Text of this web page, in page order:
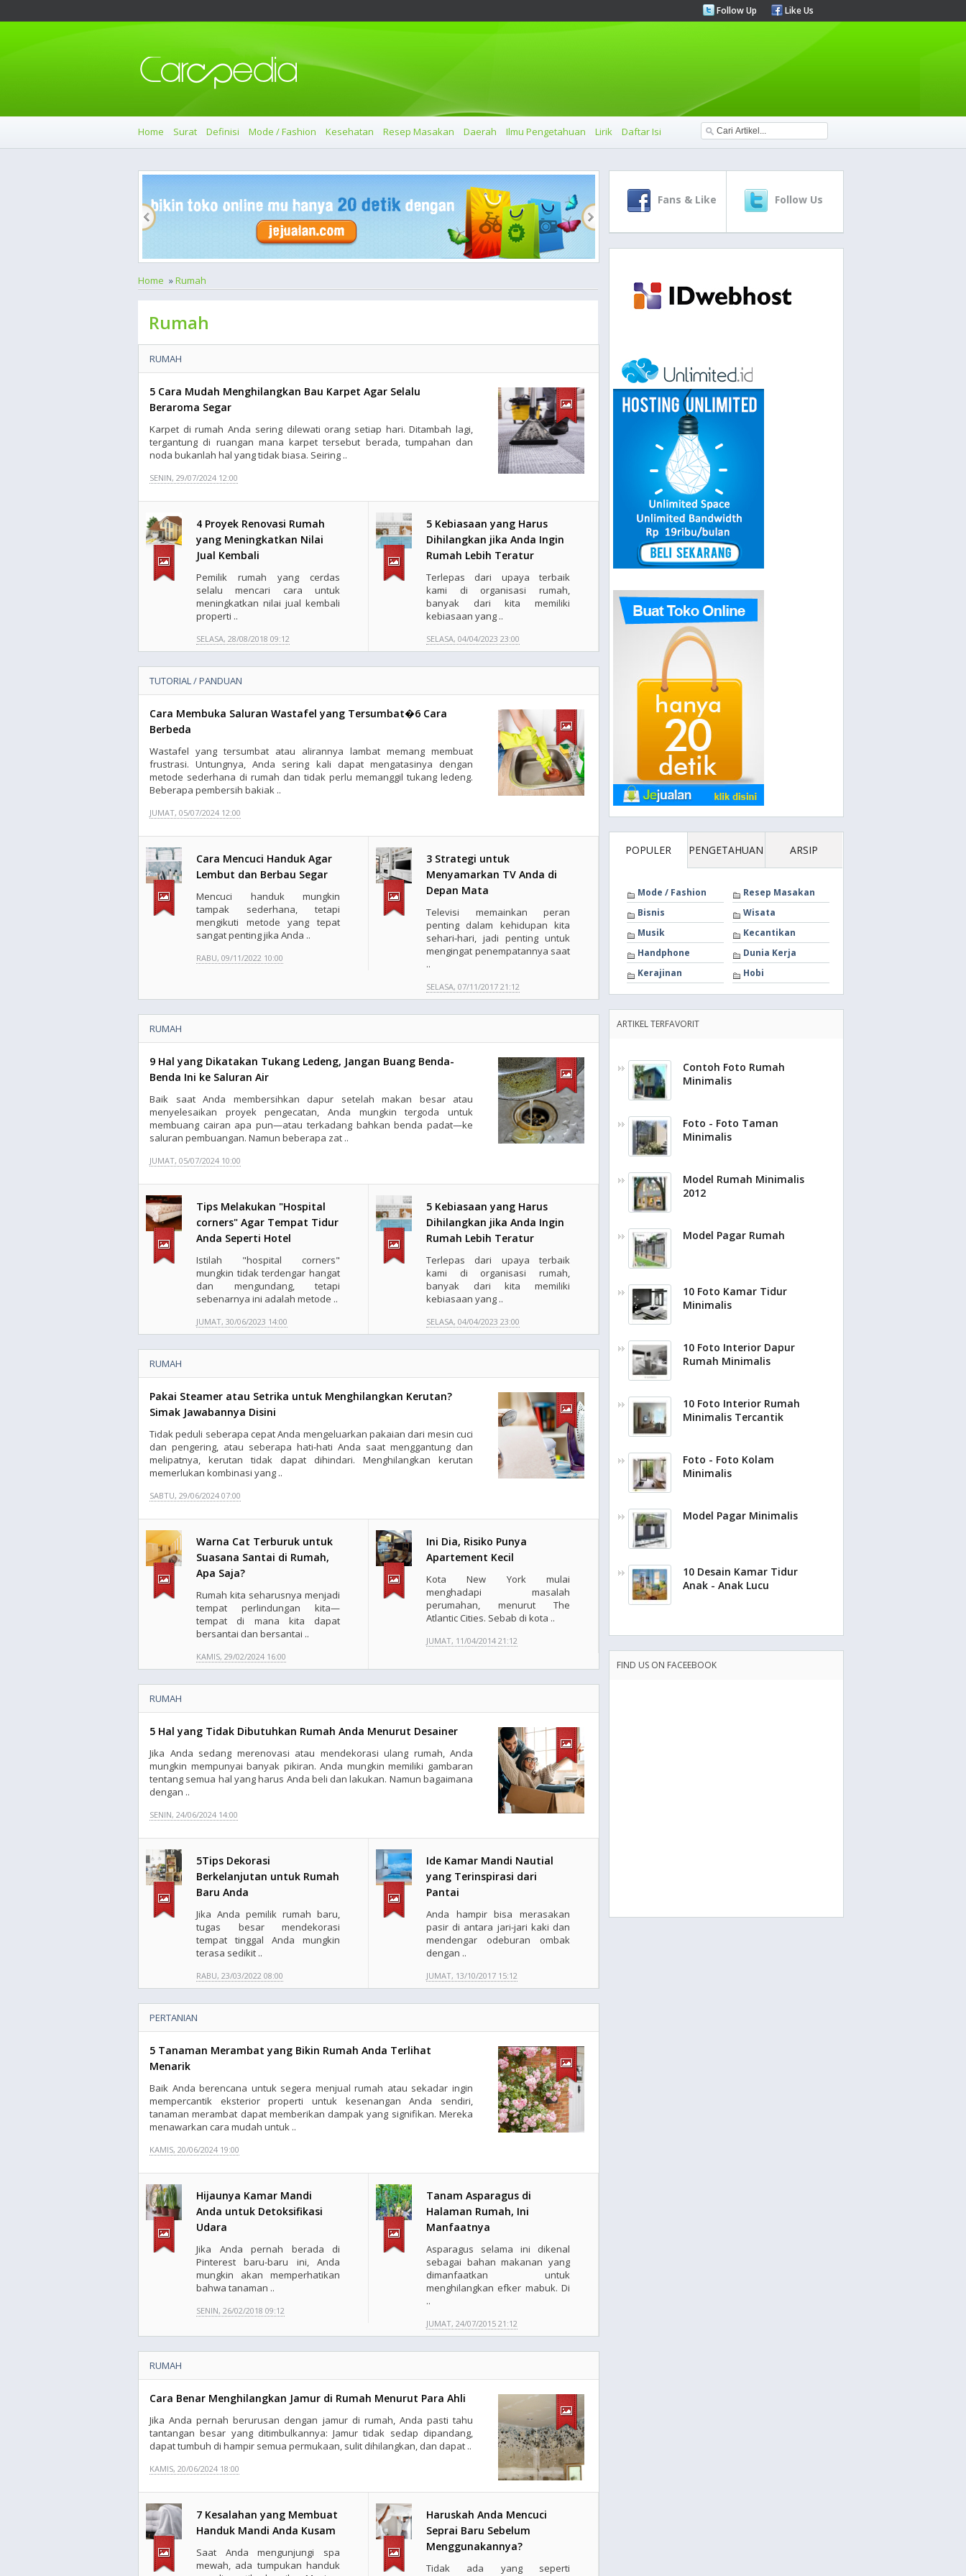
Follow Up Like Us
Home Surat Definisi Mode / Fashion Kesehatan Resep Masakan Daerah Ilmu Pengetahuan Lirik Daftar Isi
Home »Rumah
Rumah
RUMAH
5 Cara Mudah Menghilangkan Bau Karpet Agar Selalu
Beraroma Segar
Karpet di rumah Anda sering dilewati orang setiap hari. Ditambah lagi,
tergantung di ruangan mana karpet tersebut berada, tumpahan dan
noda bukanlah hal yang tidak biasa. Seiring ..
SENIN, 29/07/2024 12:00
4 Proyek Renovasi Rumah
yang Meningkatkan Nilai
Jual Kembali
Pemilik rumah yang cerdas
selalu mencari cara untuk
meningkatkan nilai jual kembali
properti ..
SELASA, 28/08/2018 09:12
5 Kebiasaan yang Harus
Dihilangkan jika Anda Ingin
Rumah Lebih Teratur
Terlepas dari upaya terbaik
kami di organisasi rumah,
banyak dari kita memiliki
kebiasaan yang ..
SELASA, 04/04/2023 23:00
TUTORIAL / PANDUAN
Cara Membuka Saluran Wastafel yang Tersumbat�6 Cara
Berbeda
Wastafel yang tersumbat atau alirannya lambat memang membuat
frustrasi. Untungnya, Anda sering kali dapat mengatasinya dengan
metode sederhana di rumah dan tidak perlu memanggil tukang ledeng.
Beberapa pembersih bakiak ..
JUMAT, 05/07/2024 12:00
Cara Mencuci Handuk Agar
Lembut dan Berbau Segar
Mencuci handuk mungkin
tampak sederhana, tetapi
mengikuti metode yang tepat
sangat penting jika Anda ..
RABU, 09/11/2022 10:00
3 Strategi untuk
Menyamarkan TV Anda di
Depan Mata
Televisi memainkan peran
penting dalam kehidupan kita
sehari-hari, jadi penting untuk
mengingat penempatannya saat
..
SELASA, 07/11/2017 21:12
RUMAH
9 Hal yang Dikatakan Tukang Ledeng, Jangan Buang Benda-
Benda Ini ke Saluran Air
Baik saat Anda membersihkan dapur setelah makan besar atau
menyelesaikan proyek pengecatan, Anda mungkin tergoda untuk
membuang cairan apa pun—atau terkadang bahkan benda padat—ke
saluran pembuangan. Namun beberapa zat ..
JUMAT, 05/07/2024 10:00
Tips Melakukan "Hospital
corners" Agar Tempat Tidur
Anda Seperti Hotel
Istilah "hospital corners"
mungkin tidak terdengar hangat
dan mengundang, tetapi
sebenarnya ini adalah metode ..
JUMAT, 30/06/2023 14:00
5 Kebiasaan yang Harus
Dihilangkan jika Anda Ingin
Rumah Lebih Teratur
Terlepas dari upaya terbaik
kami di organisasi rumah,
banyak dari kita memiliki
kebiasaan yang ..
SELASA, 04/04/2023 23:00
RUMAH
Pakai Steamer atau Setrika untuk Menghilangkan Kerutan?
Simak Jawabannya Disini
Tidak peduli seberapa cepat Anda mengeluarkan pakaian dari mesin cuci
dan pengering, atau seberapa hati-hati Anda saat menggantung dan
melipatnya, kerutan tidak dapat dihindari. Menghilangkan kerutan
memerlukan kombinasi yang ..
SABTU, 29/06/2024 07:00
Warna Cat Terburuk untuk
Suasana Santai di Rumah,
Apa Saja?
Rumah kita seharusnya menjadi
tempat perlindungan kita—
tempat di mana kita dapat
bersantai dan bersantai ..
KAMIS, 29/02/2024 16:00
Ini Dia, Risiko Punya
Apartement Kecil
Kota New York mulai
menghadapi masalah
perumahan, menurut The
Atlantic Cities. Sebab di kota ..
JUMAT, 11/04/2014 21:12
RUMAH
5 Hal yang Tidak Dibutuhkan Rumah Anda Menurut Desainer
Jika Anda sedang merenovasi atau mendekorasi ulang rumah, Anda
mungkin mempunyai banyak pikiran. Anda mungkin memiliki gambaran
tentang semua hal yang harus Anda beli dan lakukan. Namun bagaimana
dengan ..
SENIN, 24/06/2024 14:00
5Tips Dekorasi
Berkelanjutan untuk Rumah
Baru Anda
Jika Anda pemilik rumah baru,
tugas besar mendekorasi
tempat tinggal Anda mungkin
terasa sedikit ..
RABU, 23/03/2022 08:00
Ide Kamar Mandi Nautial
yang Terinspirasi dari
Pantai
Anda hampir bisa merasakan
pasir di antara jari-jari kaki dan
mendengar odeburan ombak
dengan ..
JUMAT, 13/10/2017 15:12
PERTANIAN
5 Tanaman Merambat yang Bikin Rumah Anda Terlihat
Menarik
Baik Anda berencana untuk segera menjual rumah atau sekadar ingin
mempercantik eksterior properti untuk kesenangan Anda sendiri,
tanaman merambat dapat memberikan dampak yang signifikan. Mereka
menawarkan cara mudah untuk ..
KAMIS, 20/06/2024 19:00
Hijaunya Kamar Mandi
Anda untuk Detoksifikasi
Udara
Jika Anda pernah berada di
Pinterest baru-baru ini, Anda
mungkin akan memperhatikan
bahwa tanaman ..
SENIN, 26/02/2018 09:12
Tanam Asparagus di
Halaman Rumah, Ini
Manfaatnya
Asparagus selama ini dikenal
sebagai bahan makanan yang
dimanfaatkan untuk
menghilangkan efker mabuk. Di
..
JUMAT, 24/07/2015 21:12
RUMAH
Cara Benar Menghilangkan Jamur di Rumah Menurut Para Ahli
Jika Anda pernah berurusan dengan jamur di rumah, Anda pasti tahu
tantangan besar yang ditimbulkannya: Jamur tidak sedap dipandang,
dapat tumbuh di hampir semua permukaan, sulit dihilangkan, dan dapat ..
KAMIS, 20/06/2024 18:00
7 Kesalahan yang Membuat
Handuk Mandi Anda Kusam
Saat Anda mengunjungi spa
mewah, ada tumpukan handuk
Haruskah Anda Mencuci
Seprai Baru Sebelum
Menggunakannya?
Tidak ada yang seperti
Fans & Like Follow Us
POPULER PENGETAHUAN ARSIP
Mode / Fashion
Resep Masakan
Bisnis
Wisata
Musik
Kecantikan
Handphone
Dunia Kerja
Kerajinan
Hobi
ARTIKEL TERFAVORIT
Contoh Foto Rumah
Minimalis
Foto - Foto Taman
Minimalis
Model Rumah Minimalis
2012
Model Pagar Rumah
10 Foto Kamar Tidur
Minimalis
10 Foto Interior Dapur
Rumah Minimalis
10 Foto Interior Rumah
Minimalis Tercantik
Foto - Foto Kolam
Minimalis
Model Pagar Minimalis
10 Desain Kamar Tidur
Anak - Anak Lucu
FIND US ON FACEEBOOK